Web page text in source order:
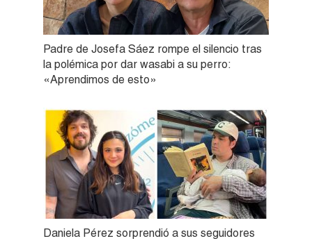
Padre de Josefa Sáez rompe el silencio tras
la polémica por dar wasabi a su perro:
«Aprendimos de esto»
Daniela Pérez sorprendió a sus seguidores